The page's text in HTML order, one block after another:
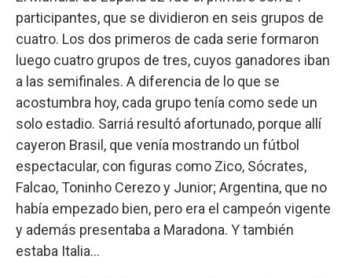
participantes, que se dividieron en seis grupos de
cuatro. Los dos primeros de cada serie formaron
luego cuatro grupos de tres, cuyos ganadores iban
a las semifinales. A diferencia de lo que se
acostumbra hoy, cada grupo tenía como sede un
solo estadio. Sarriá resultó afortunado, porque allí
cayeron Brasil, que venía mostrando un fútbol
espectacular, con figuras como Zico, Sócrates,
Falcao, Toninho Cerezo y Junior; Argentina, que no
había empezado bien, pero era el campeón vigente
y además presentaba a Maradona. Y también
estaba Italia…